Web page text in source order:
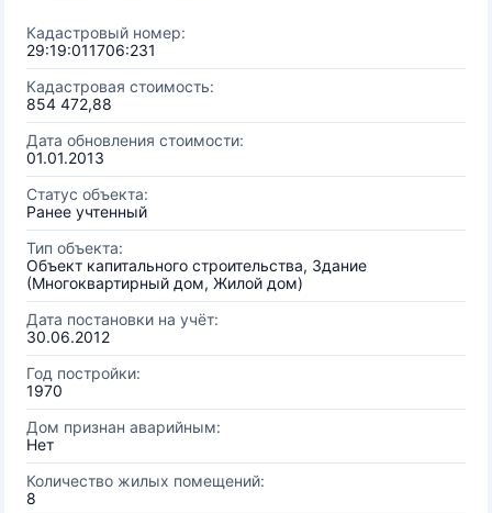
Кадастровый номер:
29:19:011706:231
Кадастровая стоимость:
854 472,88
Дата обновления стоимости:
01.01.2013
Статус объекта:
Ранее учтенный
Тип объекта:
Объект капитального строительства, Здание
(Многоквартирный дом, Жилой дом)
Дата постановки на учёт:
30.06.2012
Год постройки:
1970
Дом признан аварийным:
Нет
Количество жилых помещений:
8